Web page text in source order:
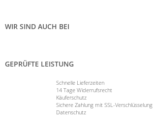
WIR SIND AUCH BEI
GEPRÜFTE LEISTUNG
Schnelle Lieferzeiten
14 Tage Widerrufsrecht
Käuferschutz
Sichere Zahlung mit SSL-Verschlüsselung
Datenschutz